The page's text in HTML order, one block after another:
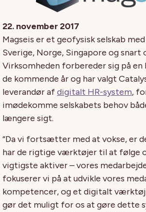
22. november 2017
Magseis er et geofysisk selskab
Sverige, Norge, Singapore og snart
Virksomheden forbereder sig på
de kommende år og har valgt
leverandør afdigitalt HR-system,
imødekomme selskabets behov
længere sigt.
“Da vi fortsætter med at vokse, er
har de rigtige værktøjer til at følge
vigtigste aktiver – vores
fokuserer vi på at udvikle vores
kompetencer, og et digitalt
gør det muligt for os at gøre dette